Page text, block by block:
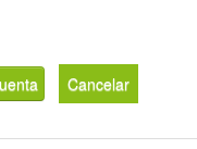
Cancelar